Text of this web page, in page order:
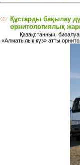
Құстарды бақылау
орнитологиялық
Қазақстанның биоалуан
«Алматылық күз» атты